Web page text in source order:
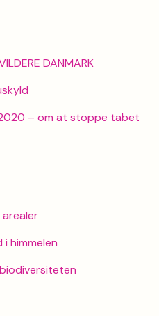
DANMARK
– om at stoppe tabet
himmelen